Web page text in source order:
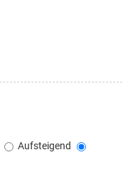
Aufsteigend